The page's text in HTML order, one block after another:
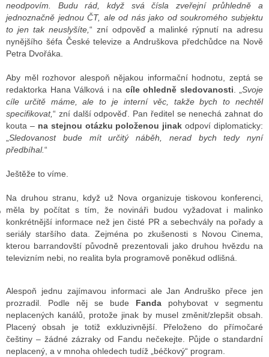
STÁT BLOGEREM
BLOGERA
DISKUTÉRA NA RADIOTV
STARŠÍCH DISKUZÍ
neodpovím. Budu rád, když svá čísla zveřejní průhledně a
jednoznačně jednou ČT, ale od nás jako od soukromého subjektu
to jen tak neuslyšíte, “ zní odpověď a malinké rýpnutí na adresu
nynějšího šéfa České televize a Andruškova předchůdce na Nově
Petra Dvořáka.
Aby měl rozhovor alespoň nějakou informační hodnotu, zeptá se
redaktorka Hana Válková i na cíle ohledně sledovanosti
Svoje
cíle určitě máme, ale to je interní věc, takže bych to nechtěl
specifikovat,“ zní další odpověď. Pan ředitel se nenechá zahnat do
kouta – na stejnou otázku položenou jinak odpoví diplomaticky:
Sledovanost bude mít určitý náběh, nerad bych tedy nyní
předbíhal.“
Ještěže to víme.
Na druhou stranu, když už Nova organizuje tiskovou konferenci,
měla by počítat s tím, že novináři budou vyžadovat i malinko
konkrétnější informace než jen čisté PR a sebechvály na pořady a
seriály staršího data. Zejména po zkušenosti s Novou Cinema,
kterou barrandovští původně prezentovali jako druhou hvězdu na
televizním nebi, no realita byla programově poněkud odlišná.
Alespoň jednu zajímavou informaci ale Jan Andruško přece jen
prozradil. Podle něj se bude Fanda pohybovat v segmentu
neplacených kanálů, protože jinak by musel změnit/zlepšit obsah.
Placený obsah je totiž exkluzivnější. Přeloženo do přímočaré
češtiny – žádné zázraky od Fandu nečekejte. Půjde o standardní
neplacený, a v mnoha ohledech tudíž „béčkový“ program.